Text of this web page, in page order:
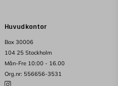
Huvudkontor
Box 30006
104 25 Stockholm
Mån-Fre 10:00 - 16.00
Org.nr: 556656-3531